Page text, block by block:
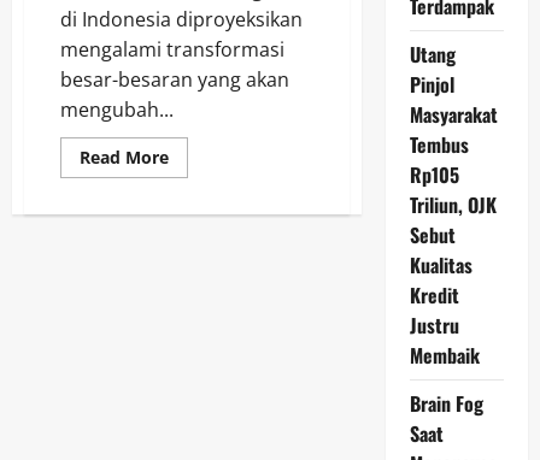
di Indonesia diproyeksikan
mengalami transformasi
besar-besaran yang akan
mengubah...
Read MoreRead
more
Besar
Terdampak
Utang
Pinjol
Masyarakat
Tembus
Rp105
Triliun, OJK
Sebut
Kualitas
Kredit
Justru
Membaik
Brain Fog
Saat